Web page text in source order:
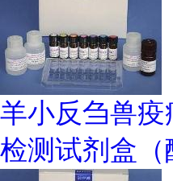
羊小反刍兽
检测试剂盒（